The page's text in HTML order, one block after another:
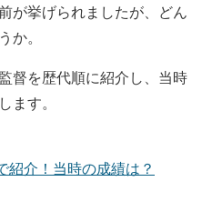
が挙げられましたが、どん
か。
督を歴代順に紹介し、当時
ます。
紹介！当時の成績は？